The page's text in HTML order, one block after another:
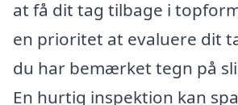
at få dit tag tilbage i
en prioritet at evaluere dit
du har bemærket tegn på
En hurtig inspektion kan